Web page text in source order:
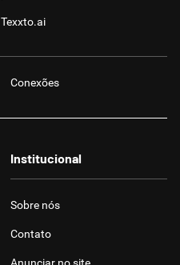
Texxto.ai
Conexões
Institucional
Sobre nós
Contato